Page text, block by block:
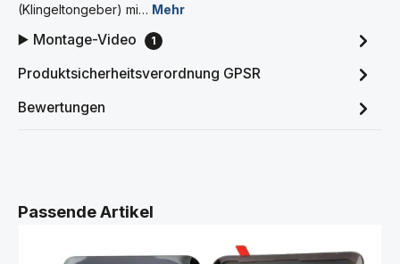
(Klingeltongeber) mi… Mehr
▶️ Montage-Video 1
Produktsicherheitsverordnung GPSR
Bewertungen
Produktgalerie überspringen
Passende Artikel